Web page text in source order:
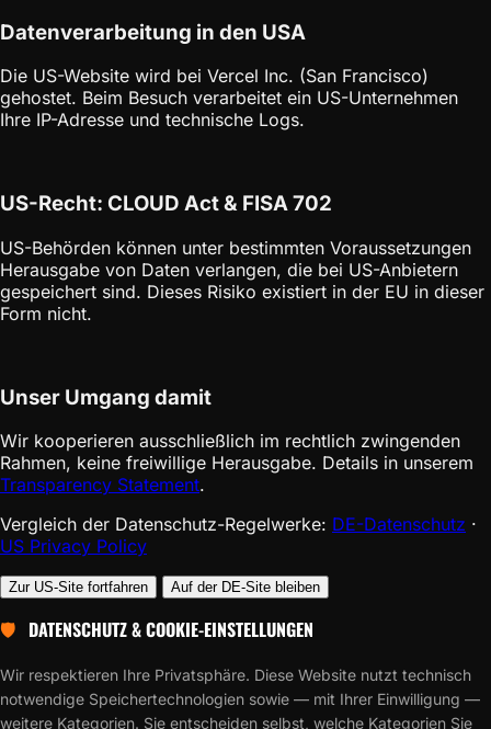
Datenverarbeitung in den USA
Die US-Website wird bei Vercel Inc. (San Francisco)
gehostet. Beim Besuch verarbeitet ein US-Unternehmen
Ihre IP-Adresse und technische Logs.
US-Recht: CLOUD Act & FISA 702
US-Behörden können unter bestimmten Voraussetzungen
Herausgabe von Daten verlangen, die bei US-Anbietern
gespeichert sind. Dieses Risiko existiert in der EU in dieser
Form nicht.
Unser Umgang damit
Wir kooperieren ausschließlich im rechtlich zwingenden
Rahmen, keine freiwillige Herausgabe. Details in unserem
Transparency Statement.
Vergleich der Datenschutz-Regelwerke: DE-Datenschutz ·
US Privacy Policy
Zur US-Site fortfahren Auf der DE-Site bleiben
🛡 DATENSCHUTZ & COOKIE-EINSTELLUNGEN
Wir respektieren Ihre Privatsphäre. Diese Website nutzt technisch
notwendige Speichertechnologien sowie — mit Ihrer Einwilligung —
weitere Kategorien. Sie entscheiden selbst, welche Kategorien Sie